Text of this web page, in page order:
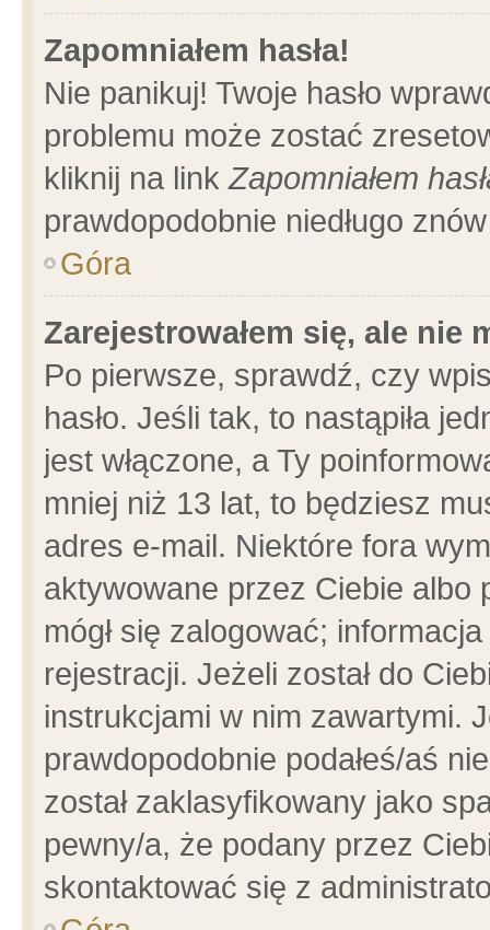
Zapomniałem hasła!
Nie panikuj! Twoje hasło
problemu może zostać
kliknij na linkZapomniałem
prawdopodobnie niedługo
Góra
Zarejestrowałem się, ale nie
Po pierwsze, sprawdź, czy
hasło. Jeśli tak, to nastąpiła
jest włączone, a Ty
mniej niż 13 lat, to będziesz
adres e-mail. Niektóre fora
aktywowane przez Ciebie albo
mógł się zalogować;
rejestracji. Jeżeli został do
instrukcjami w nim zawartymi.
prawdopodobnie podałeś/aś
został zaklasyfikowany jako
pewny/a, że podany przez
skontaktować się z